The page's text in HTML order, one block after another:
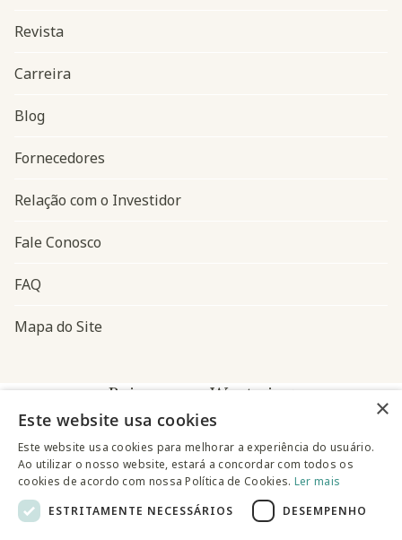
Navegação do rodapé
Revista
Carreira
Blog
Fornecedores
Relação com o Investidor
Fale Conosco
FAQ
Mapa do Site
Baixe o app Westwing
×
Este website usa cookies
Este website usa cookies para melhorar a experiência do usuário.
Ao utilizar o nosso website, estará a concordar com todos os
cookies de acordo com nossa Política de Cookies. Ler mais
ESTRITAMENTE NECESSÁRIOS
DESEMPENHO